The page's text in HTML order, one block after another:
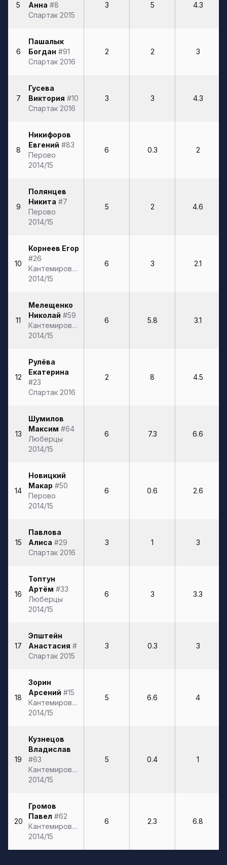
5
Анна #8
Спартак 2015
3 5 4.3
6
Пашалык
Богдан #91
Спартак 2016
2 2 3
7
Гусева
Виктория #10
Спартак 2016
3 3 4.3
8
Никифоров
Евгений #83
Перово
2014/15
6 0.3 2
9
Полянцев
Никита #7
Перово
2014/15
5 2 4.6
10
Корнеев Егор
#26
Кантемировская
2014/15
6 3 2.1
11
Мелещенко
Николай #59
Кантемировская
2014/15
6 5.8 3.1
12
Рулёва
Екатерина
#23
Спартак 2016
2 8 4.5
13
Шумилов
Максим #64
Люберцы
2014/15
6 7.3 6.6
14
Новицкий
Макар #50
Перово
2014/15
6 0.6 2.6
15
Павлова
Алиса #29
Спартак 2016
3 1 3
16
Топтун
Артём #33
Люберцы
2014/15
6 3 3.3
17
Эпштейн
Анастасия #
Спартак 2015
3 0.3 3
18
Зорин
Арсений #15
Кантемировская
2014/15
5 6.6 4
19
Кузнецов
Владислав
#63
Кантемировская
2014/15
5 0.4 1
20
Громов
Павел #62
Кантемировская
2014/15
6 2.3 6.8